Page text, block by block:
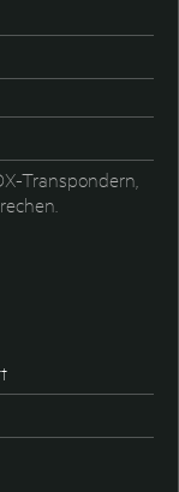
Transpondern,